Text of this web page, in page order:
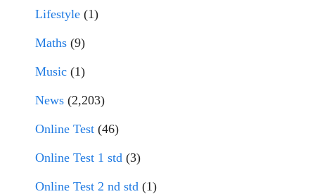
Lifestyle (1)
Maths (9)
Music (1)
News (2,203)
Online Test (46)
Online Test 1 std (3)
Online Test 2 nd std (1)